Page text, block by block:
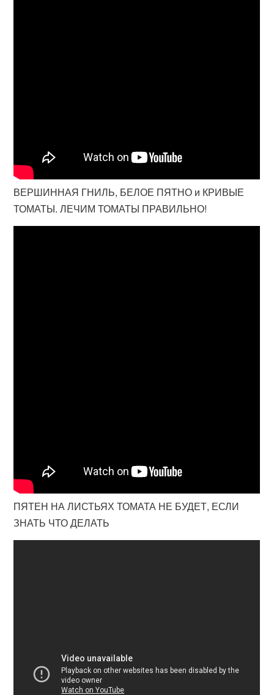
ВЕРШИННАЯ ГНИЛЬ, БЕЛОЕ ПЯТНО и КРИВЫЕ
ТОМАТЫ. ЛЕЧИМ ТОМАТЫ ПРАВИЛЬНО!
ПЯТЕН НА ЛИСТЬЯХ ТОМАТА НЕ БУДЕТ, ЕСЛИ
ЗНАТЬ ЧТО ДЕЛАТЬ